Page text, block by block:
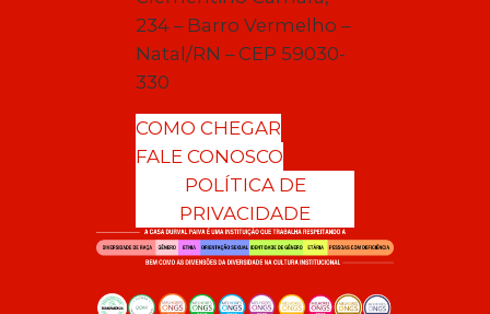
234 – Barro Vermelho –
Natal/RN – CEP 59030-
330
COMO CHEGAR
FALE CONOSCO
POLÍTICA DE
PRIVACIDADE